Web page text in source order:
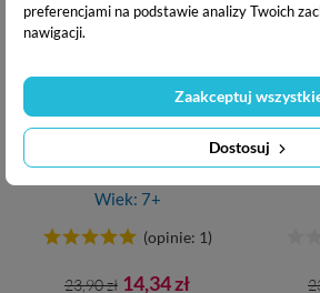
(miękka okładka)
Wiek: 7+
(opinie: 1)
Cena
23,90 zł Cena
14,34 zł
preferencjami na podstawie analizy Twoich
nawigacji.
Dostosuj
Zaakceptuj